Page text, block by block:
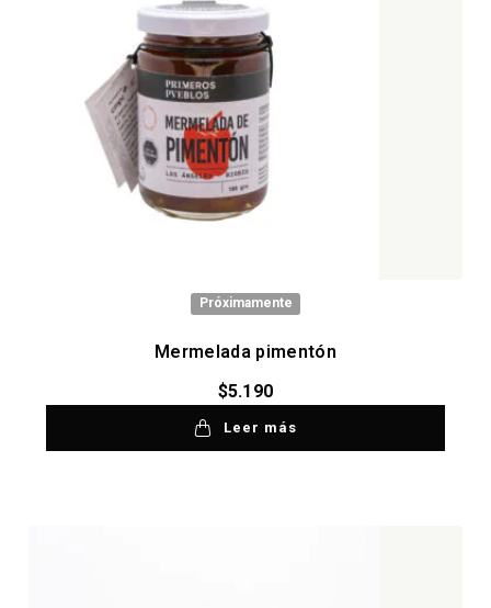
Próximamente
Mermelada pimentón
$5.190
Leer más